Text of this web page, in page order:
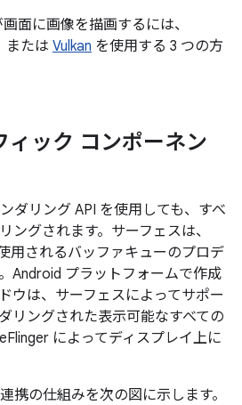
面に画像を描画するには、
または Vulkan を使用する 3 つの方
ック コンポーネン
ダリング API を使用しても、すべ
ングされます。サーフェスは、
用されるバッファキューのプロデ
Android プラットフォームで作成
ウは、サーフェスによってサポー
リングされた表示可能なすべての
によってディスプレイ上に
携の仕組みを次の図に示します。